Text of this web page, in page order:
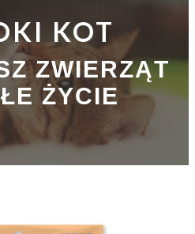
KOT
ZWIERZĄT
ŻYCIE